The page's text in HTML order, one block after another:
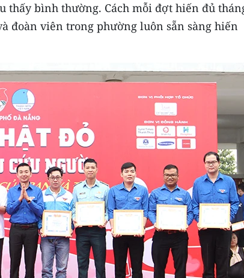
thấy bình thường. Cách mỗi đợt hiến đủ
đoàn viên trong phường luôn sẵn sàng hiến